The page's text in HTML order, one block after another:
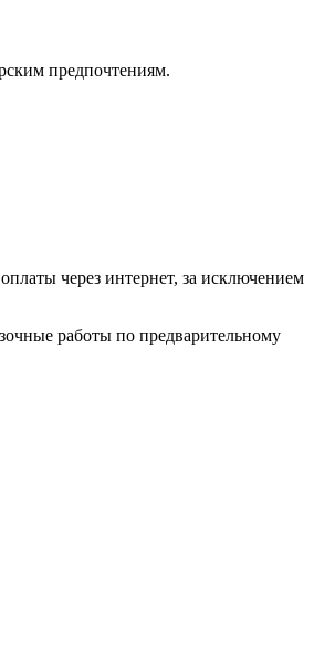
предпочтениям.
через интернет, за исключением
работы по предварительному